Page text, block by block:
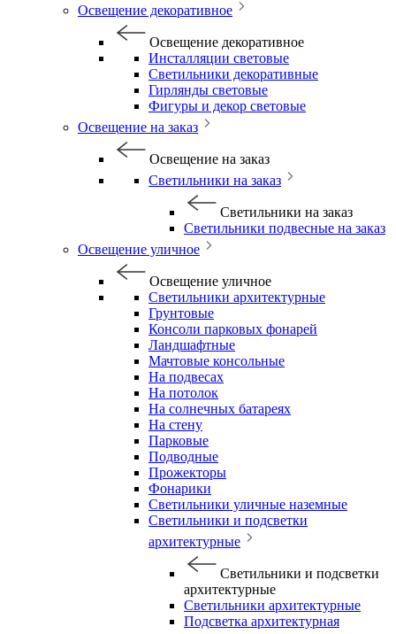
Освещение декоративное
Освещение декоративное
Инсталляции световые
Светильники декоративные
Гирлянды световые
Фигуры и декор световые
Освещение на заказ
Освещение на заказ
Светильники на заказ
Светильники на заказ
Светильники подвесные на заказ
Освещение уличное
Освещение уличное
Светильники архитектурные
Грунтовые
Консоли парковых фонарей
Ландшафтные
Мачтовые консольные
На подвесах
На потолок
На солнечных батареях
На стену
Парковые
Подводные
Прожекторы
Фонарики
Светильники уличные наземные
Светильники и подсветки
архитектурные
Светильники и подсветки
архитектурные
Светильники архитектурные
Подсветка архитектурная